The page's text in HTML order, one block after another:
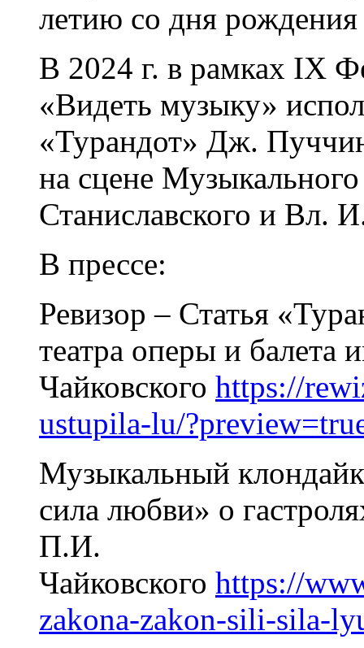
летию со дня
В 2024 г. в рамках IX
«Видеть музыку»
«Турандот» Дж.
на сцене
Станиславского и Вл.
В прессе:
Ревизор – Статья
театра оперы и балета
Чайковского https://
ustupila-lu/
Музыкальный
сила любви» о
П.И.
Чайковского https://
zakona-zakon-sili-sila-